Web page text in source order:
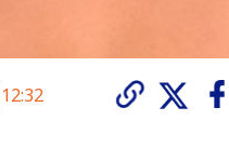
12:32